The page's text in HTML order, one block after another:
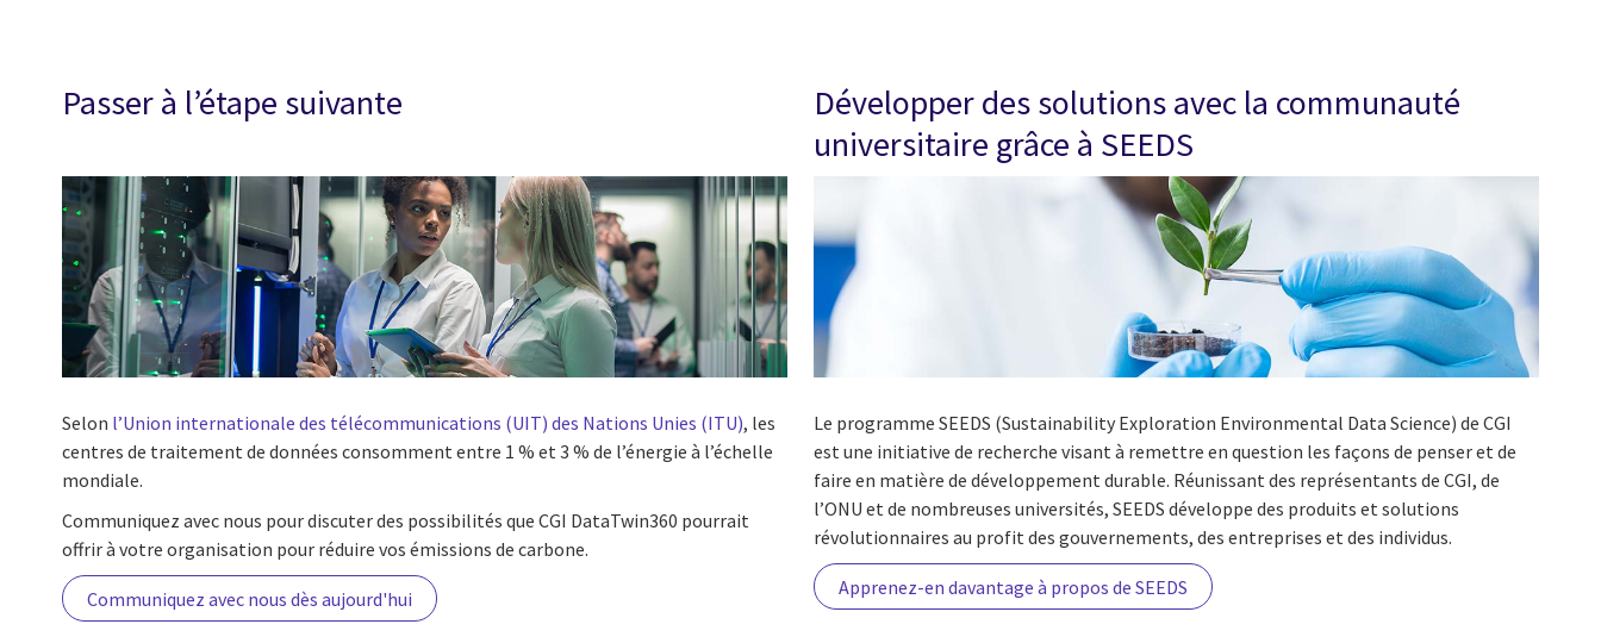
Passer à l’étape suivante
Selon l’Union internationale des télécommunications (UIT) des Nations Unies (ITU), les
centres de traitement de données consomment entre 1 % et 3 % de l’énergie à l’échelle
mondiale.
Communiquez avec nous pour discuter des possibilités que CGI DataTwin360 pourrait
offrir à votre organisation pour réduire vos émissions de carbone.
Communiquez avec nous dès aujourd'hui
Développer des solutions avec la communauté
universitaire grâce à SEEDS
Le programme SEEDS (Sustainability Exploration Environmental Data Science) de CGI
est une initiative de recherche visant à remettre en question les façons de penser et de
faire en matière de développement durable. Réunissant des représentants de CGI, de
l’ONU et de nombreuses universités, SEEDS développe des produits et solutions
révolutionnaires au profit des gouvernements, des entreprises et des individus.
Apprenez-en davantage à propos de SEEDS